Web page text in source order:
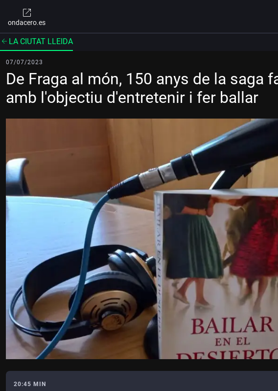
ondacero.es
LA CIUTAT LLEIDA
07/07/2023
De Fraga al món, 150 anys de la saga
amb l'objectiu d'entretenir i fer ballar
20:45 MIN